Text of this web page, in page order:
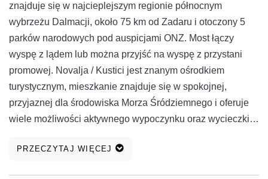
znajduje się w najcieplejszym regionie północnym
wybrzeżu Dalmacji, około 75 km od Zadaru i otoczony 5
parków narodowych pod auspicjami ONZ. Most łączy
wyspę z lądem lub można przyjść na wyspę z przystani
promowej. Novalja / Kustici jest znanym ośrodkiem
turystycznym, mieszkanie znajduje się w spokojnej,
przyjaznej dla środowiska Morza Śródziemnego i oferuje
wiele możliwości aktywnego wypoczynku oraz wycieczki
ludzie nazywają chorwacka Ibiza) oraz sportowe (ponad
PRZECZYTAJ WIĘCEJ